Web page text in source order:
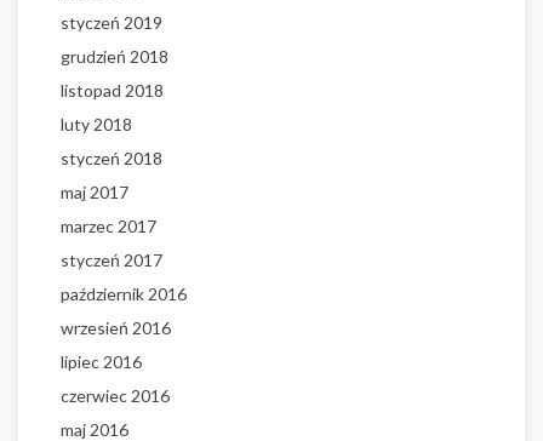
styczeń 2019
grudzień 2018
listopad 2018
luty 2018
styczeń 2018
maj 2017
marzec 2017
styczeń 2017
październik 2016
wrzesień 2016
lipiec 2016
czerwiec 2016
maj 2016